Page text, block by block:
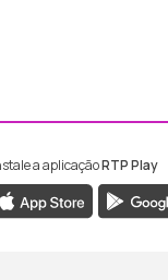
Madeira
RTP
a aplicaçãoRTP Play